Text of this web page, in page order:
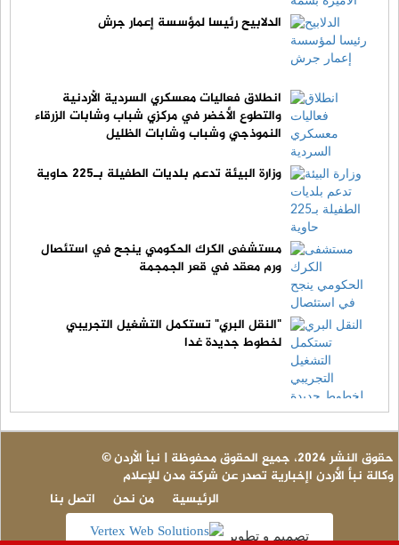
الدلابيح رئيسا لمؤسسة إعمار جرش
انطلاق فعاليات معسكري السردية الأردنية
والتطوع الأخضر في مركزي شباب وشابات الزرقاء
النموذجي وشباب وشابات الظليل
وزارة البيئة تدعم بلديات الطفيلة بـ225 حاوية
مستشفى الكرك الحكومي ينجح في استئصال
ورم معقد في قعر الجمجمة
"النقل البري" تستكمل التشغيل التجريبي
لخطوط جديدة غدا
© حقوق النشر 2024، جميع الحقوق محفوظة | نبأ الأردن
وكالة نبأ الأردن اإخبارية تصدر عن شركة مدن للإعلام
اتصل بنا
من نحن الرئيسية
تصميم و تطوير